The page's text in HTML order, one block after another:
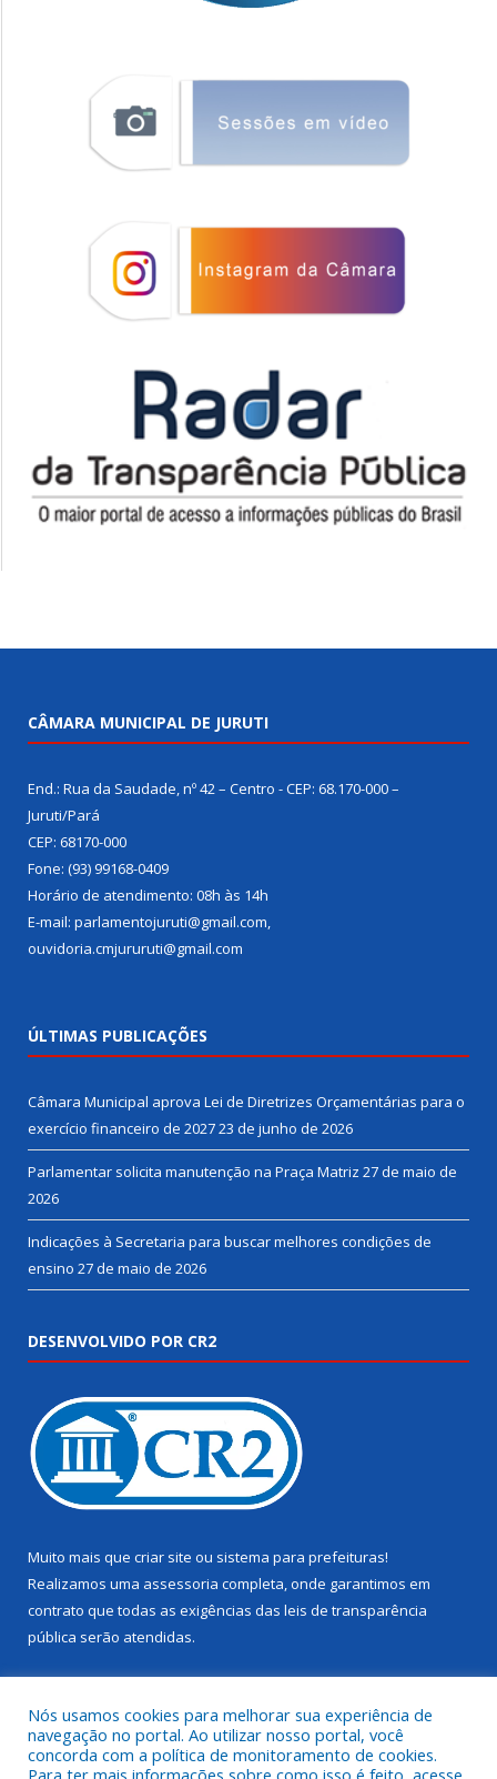
CÂMARA MUNICIPAL DE JURUTI
End.: Rua da Saudade, nº 42 – Centro - CEP: 68.170-000 –
Juruti/Pará
CEP: 68170-000
Fone: (93) 99168-0409
Horário de atendimento: 08h às 14h
E-mail: parlamentojuruti@gmail.com,
ouvidoria.cmjururuti@gmail.com
ÚLTIMAS PUBLICAÇÕES
Câmara Municipal aprova Lei de Diretrizes Orçamentárias para o
exercício financeiro de 202723 de junho de 2026
Parlamentar solicita manutenção na Praça Matriz 27 de maio de
2026
Indicações à Secretaria para buscar melhores condições de
ensino 27 de maio de 2026
DESENVOLVIDO POR CR2
Muito mais que criar site ou sistema para prefeituras!
Realizamos uma assessoria completa, onde garantimos em
contrato que todas as exigências das leis de transparência
pública serão atendidas.
Nós usamos cookies para melhorar sua experiência de
navegação no portal. Ao utilizar nosso portal, você
concorda com a política de monitoramento de cookies.
Para ter mais informações sobre como isso é feito, acesse